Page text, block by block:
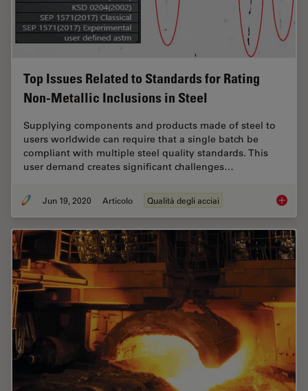
Top Issues Related to Standards for Rating
Non-Metallic Inclusions in Steel
Supplying components and products made of steel to
users worldwide can require that a single batch be
compliant with multiple steel quality standards. This
user demand creates significant challenges…
Jun 19, 2020 Articolo Qualità degli acciai Top